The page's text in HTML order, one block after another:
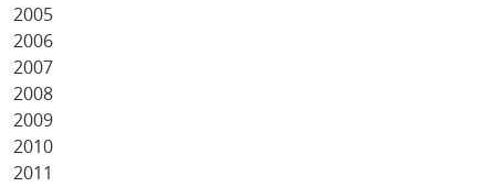
2005
2006
2007
2008
2009
2010
2011